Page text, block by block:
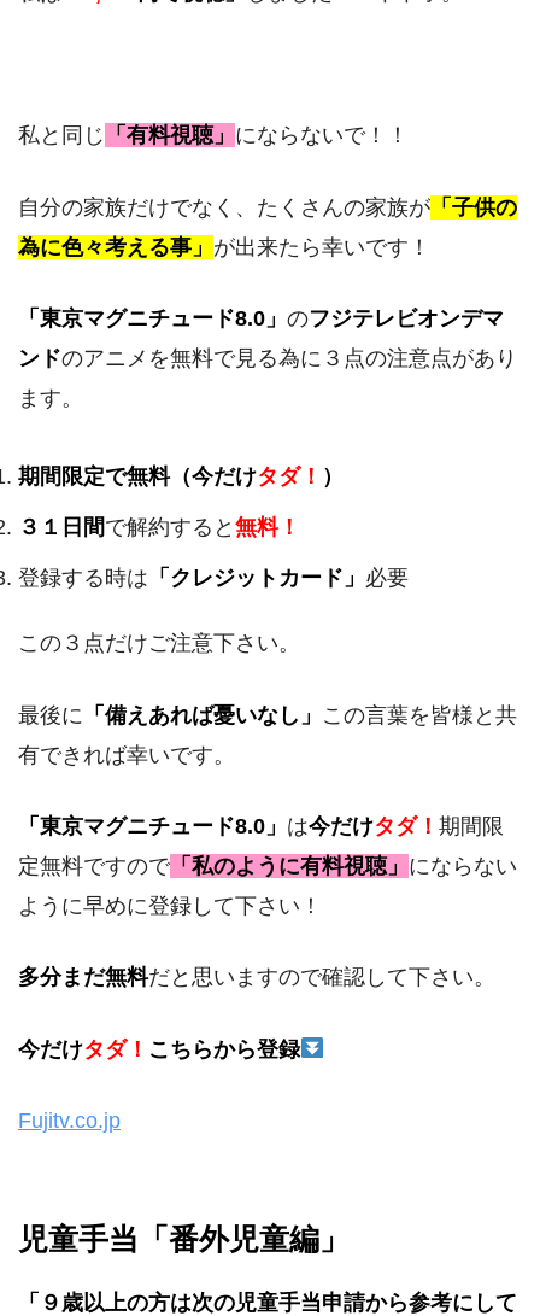
私と同じ 「有料視聴」 にならないで！！
自分の家族だけでなく、たくさんの家族が 「子供の
為に色々考える事」 が出来たら幸いです！
「東京マグニチュード8.0」 のフジテレビオンデマ
ンドのアニメを無料で見る為に３点の注意点があり
ます。
期間限定で無料（今だけタダ！ ）
３１日間で解約すると 無料！
登録する時は 「クレジットカード」 必要
この３点だけご注意下さい。
最後に 「備えあれば憂いなし」 この言葉を皆様と共
有できれば幸いです。
「東京マグニチュード8.0」 は今だけタダ！ 期間限
定無料ですので 「私のように有料視聴」 にならない
ように早めに登録して下さい！
多分まだ無料だと思いますので確認して下さい。
今だけタダ！ こちらから登録
Fujitv.co.jp
児童手当「番外児童編」
「９歳以上の方は次の児童手当申請から参考にして